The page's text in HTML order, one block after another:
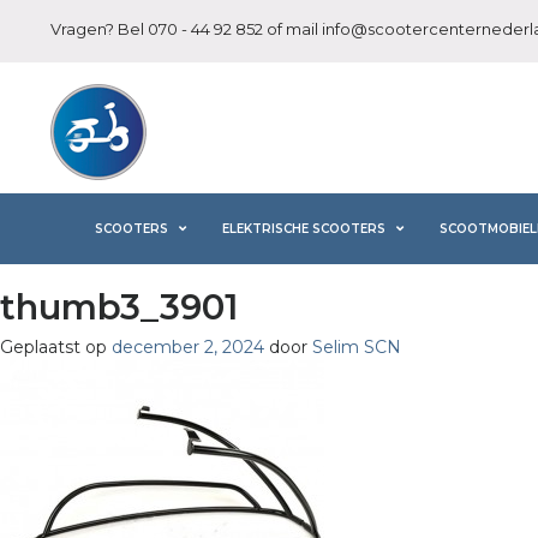
Vragen? Bel 070 - 44 92 852 of mail
SCOOTERS ELEKTRISCHE SCOOTERS
thumb3_3901
Geplaatst op december 2, 2024 door Selim SCN